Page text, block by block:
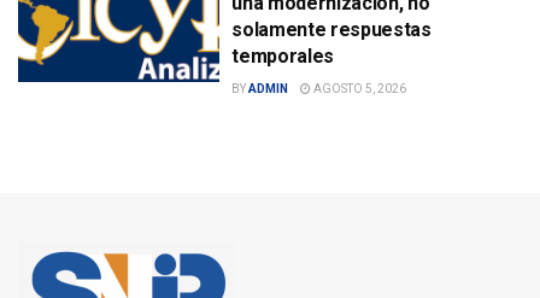
solamente respuestas
temporales
BYADMIN AGOSTO 5, 2026